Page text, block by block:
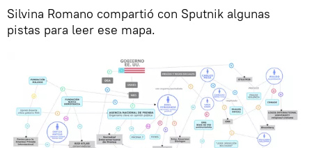
Silvina Romano compartió con Sputnik algunas
pistas para leer ese mapa.